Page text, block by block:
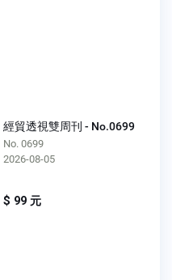
經貿透視雙周刊 - No.0699
No. 0699
2026-08-05
$ 99 元